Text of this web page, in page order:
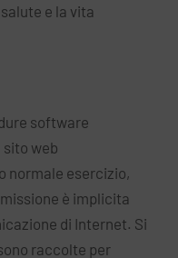
e la vita
software
web
normale esercizio,
è implicita
di Internet. Si
raccolte per